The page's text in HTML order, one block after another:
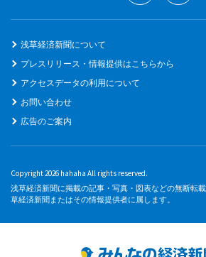
浅草経済新聞について
プレスリリース・情報提供はこちらから
アクセスデータの利用について
お問い合わせ
広告のご案内
Copyright 2026 hahaha All rights reserved.
浅草経済新聞に掲載の記事・写真・図表などの無断転
草経済新聞またはその情報提供者に属します。